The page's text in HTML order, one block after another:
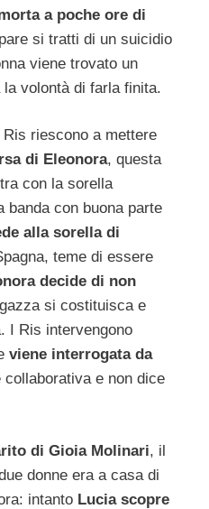
a poche ore di
si tratti di un suicidio
viene trovato un
volontà di farla finita.
riescono a mettere
di Eleonora, questa
con la sorella
banda con buona parte
alla sorella di
teme di essere
decide di non
si costituisca e
I Ris intervengono
viene interrogata da
e non dice
di Gioia Molinari, il
donne era a casa di
intanto Lucia scopre